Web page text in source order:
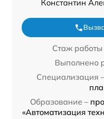
Константин
Стаж работы
Выполнено
Специализация –
Образование –
«Автоматизация